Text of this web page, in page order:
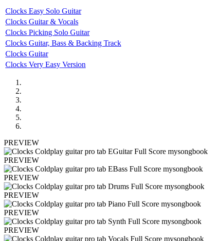
Clocks Easy Solo Guitar
Clocks Guitar & Vocals
Clocks Picking Solo Guitar
Clocks Guitar, Bass & Backing Track
Clocks Guitar
Clocks Very Easy Version
PREVIEW
PREVIEW
PREVIEW
PREVIEW
PREVIEW
PREVIEW